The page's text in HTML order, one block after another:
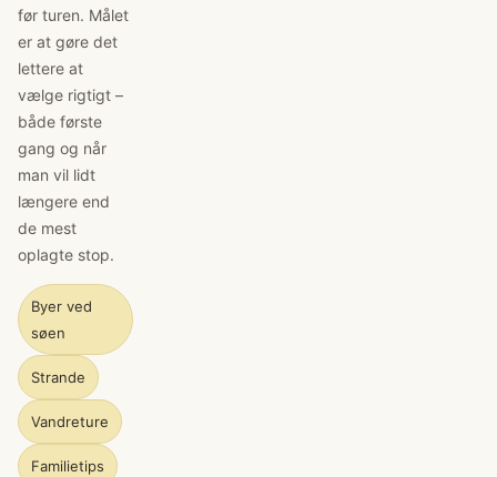
før turen. Målet
er at gøre det
lettere at
vælge rigtigt –
både første
gang og når
man vil lidt
længere end
de mest
oplagte stop.
Byer ved
søen
Strande
Vandreture
Familietips